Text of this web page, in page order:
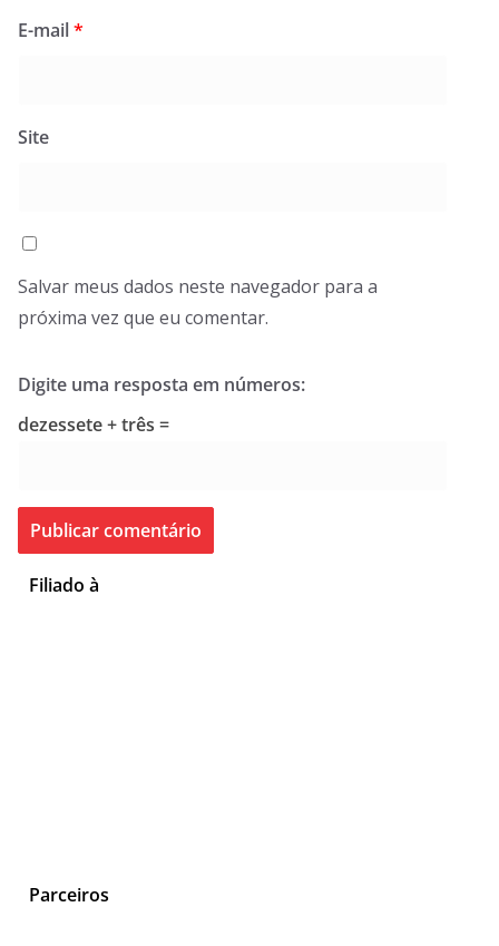
E-mail*
Site
Salvar meus dados neste navegador para a
próxima vez que eu comentar.
Digite uma resposta em números:
dezessete + três =
Filiado à
Parceiros